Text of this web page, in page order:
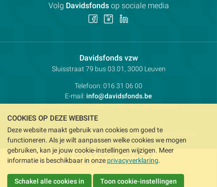
Davidsfonds vzwContactpersoon:
Adres:
Sluisstraat 79 bus 03.01, 3000 Leuven
Telefoon: 016 31 06 00
E-mail: info@davidsfonds.be
IBAN:BE98 4310 0693 8193- BIC:KREDBEBB
Privacy Koekjesvoorkeuren
Verkoopsvoorwaarden
Intellectueel eigendom
Volg Davidsfondsop sociale media
Volg Volg
COOKIES OP DEZE WEBSITE
Deze website maakt gebruik van cookies om goed te
functioneren. Als je wilt aanpassen welke cookies we mogen
gebruiken, kan je jouw cookie-instellingen wijzigen. Meer
informatie is beschikbaar in onzeprivacyverklaring.
Schakel alle cookies in Toon cookie-instellingen